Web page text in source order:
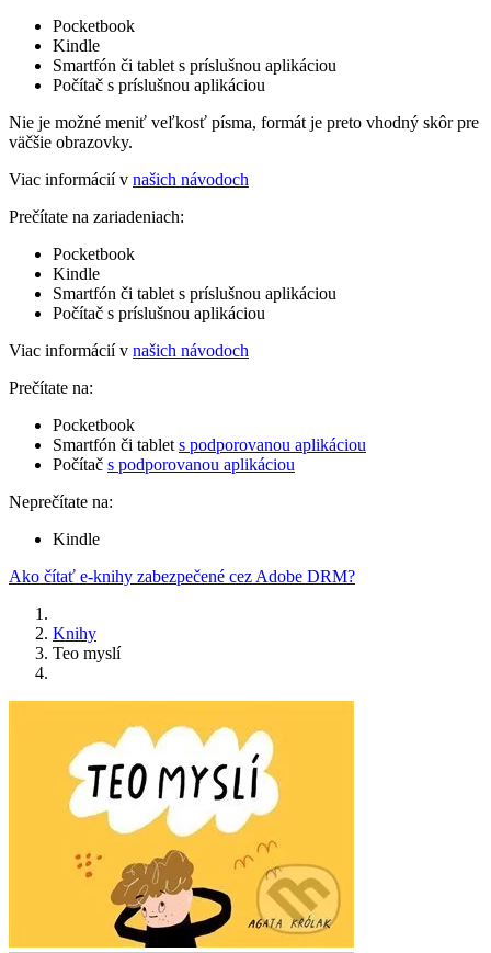
Pocketbook
Kindle
Smartfón či tablet s príslušnou aplikáciou
Počítač s príslušnou aplikáciou
Nie je možné meniť veľkosť písma, formát je preto vhodný skôr pre
väčšie obrazovky.
Viac informácií v našich návodoch
Prečítate na zariadeniach:
Pocketbook
Kindle
Smartfón či tablet s príslušnou aplikáciou
Počítač s príslušnou aplikáciou
Viac informácií v našich návodoch
Prečítate na:
Pocketbook
Smartfón či tablet s podporovanou aplikáciou
Počítač s podporovanou aplikáciou
Neprečítate na:
Kindle
Ako čítať e-knihy zabezpečené cez Adobe DRM?
Knihy
Teo myslí